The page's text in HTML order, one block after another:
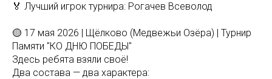
🏅 Лучший игрок турнира: Рогачев Всеволод
🟡 17 мая 2026 | Щёлково (Медвежьи Озёра) | Турнир
Памяти "КО ДНЮ ПОБЕДЫ"
Здесь ребята взяли своё!
Два состава — два характера: